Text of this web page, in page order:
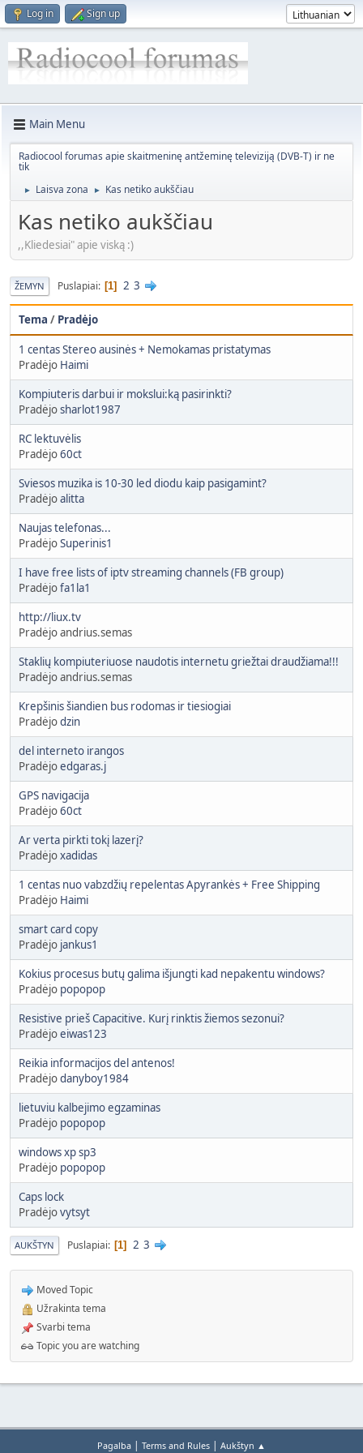
Log in Sign up
Main Menu
Radiocool forumas apie skaitmeninę antžeminę televiziją (DVB-T) ir ne
tik
► Laisva zona ► Kas netiko aukščiau
Kas netiko aukščiau
,,Kliedesiai" apie viską :)
ŽEMYN Puslapiai 1 2 3
Tema / Pradėjo
1 centas Stereo ausinės + Nemokamas pristatymas
Pradėjo Haimi
Kompiuteris darbui ir mokslui:ką pasirinkti?
Pradėjosharlot1987
RC lektuvėlis
Pradėjo60ct
Sviesos muzika is 10-30 led diodu kaip pasigamint?
Pradėjoalitta
Naujas telefonas...
PradėjoSuperinis1
I have free lists of iptv streaming channels (FB group)
Pradėjofa1la1
http://liux.tv
Pradėjo andrius.semas
Staklių kompiuteriuose naudotis internetu griežtai draudžiama!!!
Pradėjo andrius.semas
Krepšinis šiandien bus rodomas ir tiesiogiai
Pradėjodzin
del interneto irangos
Pradėjoedgaras.j
GPS navigacija
Pradėjo60ct
Ar verta pirkti tokį lazerį?
Pradėjoxadidas
1 centas nuo vabzdžių repelentas Apyrankės + Free Shipping
Pradėjo Haimi
smart card copy
Pradėjo jankus1
Kokius procesus butų galima išjungti kad nepakentu windows?
Pradėjo popopop
Resistive prieš Capacitive. Kurį rinktis žiemos sezonui?
Pradėjoeiwas123
Reikia informacijos del antenos!
Pradėjodanyboy1984
lietuviu kalbejimo egzaminas
Pradėjo popopop
windows xp sp3
Pradėjo popopop
Caps lock
Pradėjovytsyt
AUKŠTYN Puslapiai 1 2 3
Moved Topic
Užrakinta tema
Svarbi tema
Topic you are watching
Pagalba | Terms and Rules | Aukštyn ▲